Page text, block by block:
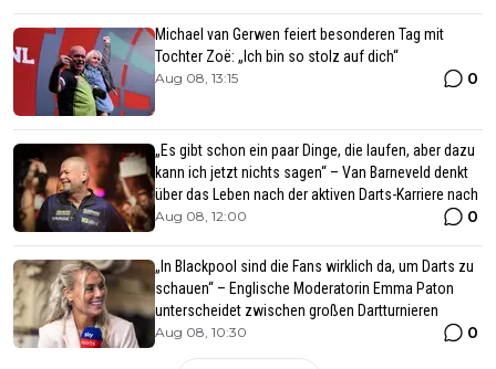
Michael van Gerwen feiert besonderen Tag mit
Tochter Zoë: „Ich bin so stolz auf dich“
Aug 08, 13:15 0
„Es gibt schon ein paar Dinge, die laufen, aber dazu
kann ich jetzt nichts sagen“ – Van Barneveld denkt
über das Leben nach der aktiven Darts-Karriere nach
Aug 08, 12:00 0
„In Blackpool sind die Fans wirklich da, um Darts zu
schauen“ – Englische Moderatorin Emma Paton
unterscheidet zwischen großen Dartturnieren
Aug 08, 10:30 0